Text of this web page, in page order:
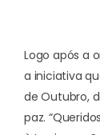
Logo após a
a iniciativa
de Outubro,
paz.